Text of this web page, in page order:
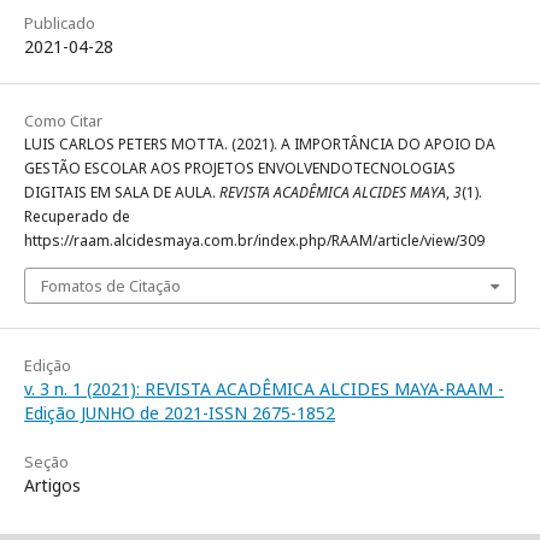
Publicado
2021-04-28
Como Citar
LUIS CARLOS PETERS MOTTA. (2021). A IMPORTÂNCIA DO APOIO DA
GESTÃO ESCOLAR AOS PROJETOS ENVOLVENDOTECNOLOGIAS
DIGITAIS EM SALA DE AULA. REVISTA ACADÊMICA ALCIDES MAYA,3(1).
Recuperado de
https://raam.alcidesmaya.com.br/index.php/RAAM/article/view/309
Fomatos de Citação
Edição
v. 3 n. 1 (2021): REVISTA ACADÊMICA ALCIDES MAYA-RAAM -
Edição JUNHO de 2021-ISSN 2675-1852
Seção
Artigos